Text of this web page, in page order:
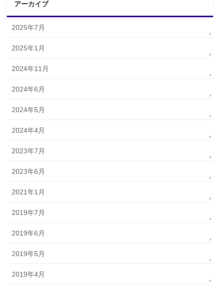
アーカイブ
2025年7月
2025年1月
2024年11月
2024年6月
2024年5月
2024年4月
2023年7月
2023年6月
2021年1月
2019年7月
2019年6月
2019年5月
2019年4月